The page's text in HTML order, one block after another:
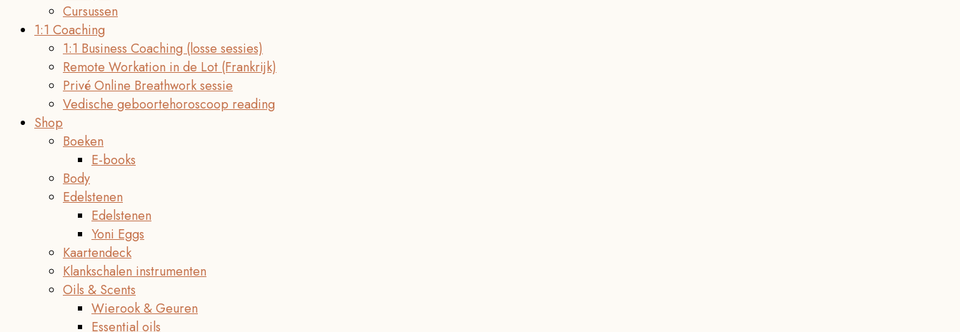
Cursussen
1:1 Coaching
1:1 Business Coaching (losse sessies)
Remote Workation in de Lot (Frankrijk)
Privé Online Breathwork sessie
Vedische geboortehoroscoop reading
Shop
Boeken
E-books
Body
Edelstenen
Edelstenen
Yoni Eggs
Kaartendeck
Klankschalen instrumenten
Oils & Scents
Wierook & Geuren
Essential oils